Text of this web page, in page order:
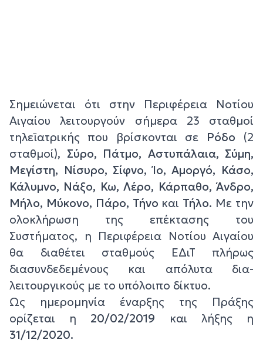
Σημειώνεται ότι στην Περιφέρεια Νοτίου
Αιγαίου λειτουργούν σήμερα 23 σταθμοί
τηλεϊατρικής που βρίσκονται σε Ρόδο (2
σταθμοί), Σύρο, Πάτμο, Αστυπάλαια, Σύμη,
Μεγίστη, Νίσυρο, Σίφνο, Ίο, Αμοργό, Κάσο,
Κάλυμνο, Νάξο, Κω, Λέρο, Κάρπαθο, Άνδρο,
Μήλο, Μύκονο, Πάρο, Τήνο και Τήλο. Με την
ολοκλήρωση της επέκτασης του
Συστήματος, η Περιφέρεια Νοτίου Αιγαίου
θα διαθέτει σταθμούς ΕΔιΤ πλήρως
διασυνδεδεμένους και απόλυτα δια-
λειτουργικούς με το υπόλοιπο δίκτυο.
Ως ημερομηνία έναρξης της Πράξης
ορίζεται η 20/02/2019 και λήξης η
31/12/2020.